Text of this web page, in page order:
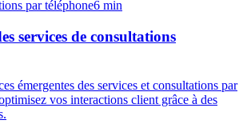
par téléphone6 min
services de consultations
émergentes des services et consultations par
vos interactions client grâce à des